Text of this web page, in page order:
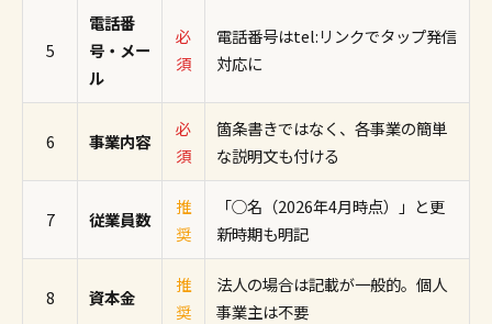
5
電話番
号・メー
ル
必
須
電話番号はtel:リンクでタップ発信
対応に
6 事業内容
必
須
箇条書きではなく、各事業の簡単
な説明文も付ける
7 従業員数
推
奨
「○名（2026年4月時点）」と更
新時期も明記
8 資本金
推
奨
法人の場合は記載が一般的。個人
事業主は不要